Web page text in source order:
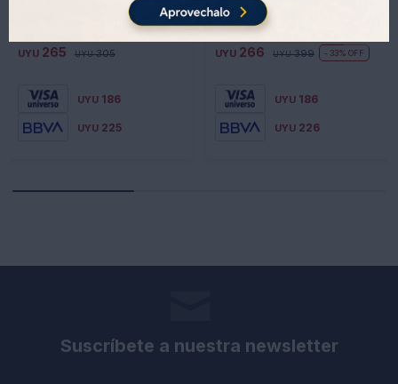
Vino Brisas del Este Tannat
UYU 265 UYU 305
UYU 186
UYU 225
UYU 266 UYU 399 33
UYU 186
UYU 226
Suscríbete a nuestra newsletter